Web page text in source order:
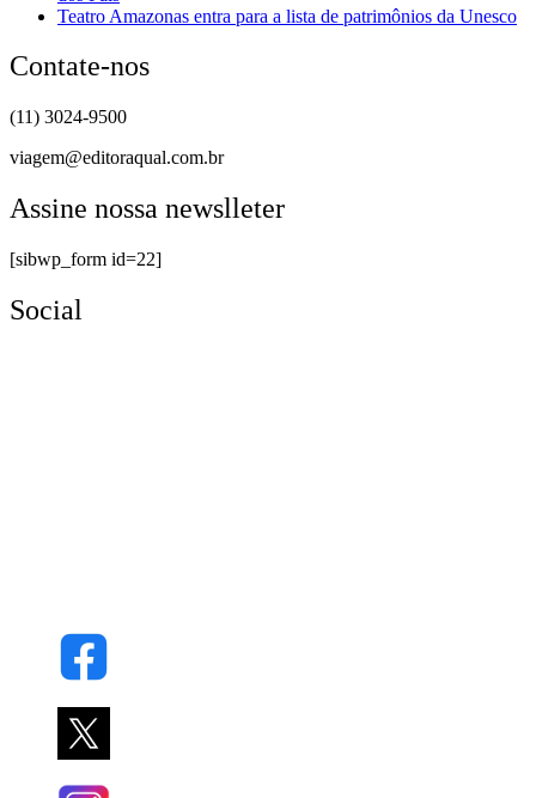
Teatro Amazonas entra para a lista de patrimônios da Unesco
Contate-nos
(11) 3024-9500
viagem@editoraqual.com.br
Assine nossa newslleter
[sibwp_form id=22]
Social